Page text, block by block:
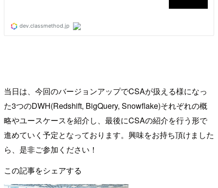
当日は、今回のバージョンアップでCSAが扱える様になっ
た3つのDWH(Redshift, BigQuery, Snowflake)それぞれの概
略やユースケースを紹介し、最後にCSAの紹介を行う形で
進めていく予定となっております。興味をお持ち頂けました
ら、是非ご参加ください！
この記事をシェアする